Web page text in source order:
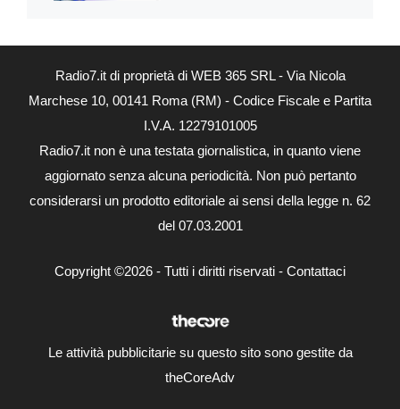
Radio7.it di proprietà di WEB 365 SRL - Via Nicola
Marchese 10, 00141 Roma (RM) - Codice Fiscale e Partita
I.V.A. 12279101005
Radio7.it non è una testata giornalistica, in quanto viene
aggiornato senza alcuna periodicità. Non può pertanto
considerarsi un prodotto editoriale ai sensi della legge n. 62
del 07.03.2001
Copyright ©2026 - Tutti i diritti riservati - Contattaci
Le attività pubblicitarie su questo sito sono gestite da
theCoreAdv